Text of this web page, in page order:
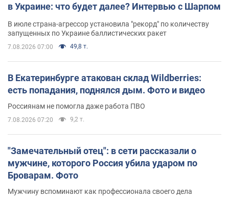
в Украине: что будет далее? Интервью с Шарпом
В июле страна-агрессор установила "рекорд" по количеству
запущенных по Украине баллистических ракет
7.08.2026 07:00 49,8 т.
В Екатеринбурге атакован склад Wildberries:
есть попадания, поднялся дым. Фото и видео
Россиянам не помогла даже работа ПВО
7.08.2026 07:20 9,2 т.
"Замечательный отец": в сети рассказали о
мужчине, которого Россия убила ударом по
Броварам. Фото
Мужчину вспоминают как профессионала своего дела